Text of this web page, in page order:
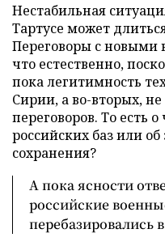
Нестабильная
Тартусе может
Переговоры с новыми
что естественно,
пока легитимность
Сирии, а во-вторых,
переговоров. То есть
российских баз или
сохранения?
А пока ясности
российские
перебазировались